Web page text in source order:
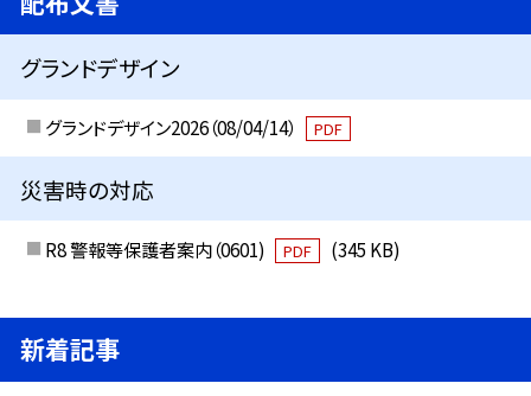
グランドデザイン
グランドデザイン2026（08/04/14） PDF
災害時の対応
R8 警報等保護者案内（0601) PDF (345 KB)
新着記事